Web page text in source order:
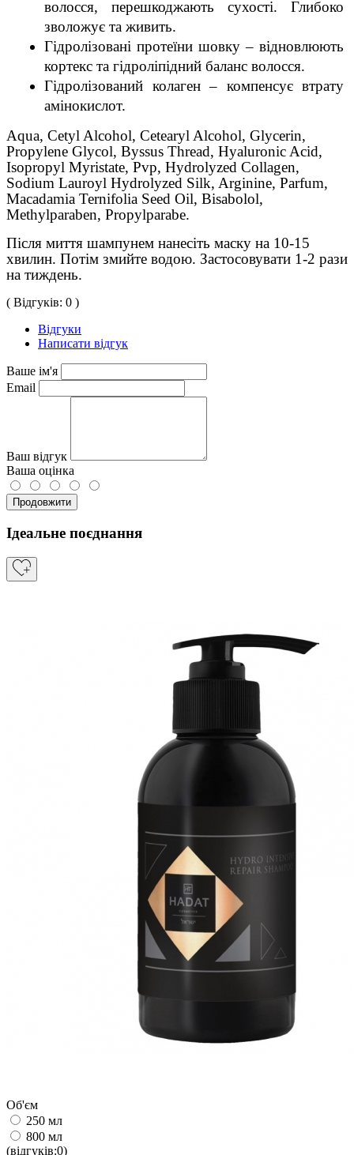
волосся, перешкоджають сухості. Глибоко
зволожує та живить.
Гідролізовані протеїни шовку – відновлюють
кортекс та гідроліпідний баланс волосся.
Гідролізований колаген – компенсує втрату
амінокислот.
Aqua, Cetyl Alcohol, Cetearyl Alcohol, Glycerin,
Propylene Glycol, Byssus Thread, Hyaluronic Acid,
Isopropyl Myristate, Pvp, Hydrolyzed Collagen,
Sodium Lauroyl Hydrolyzed Silk, Arginine, Parfum,
Macadamia Ternifolia Seed Oil, Bisabolol,
Methylparaben, Propylparabe.
Після миття шампунем нанесіть маску на 10-15
хвилин. Потім змийте водою. Застосовувати 1-2 рази
на тиждень.
( Відгуків: 0 )
Відгуки
Написати відгук
Ваше ім'я
Email
Ваш відгук
Ваша оцінка
Продовжити
Ідеальне поєднання
Об'єм
250 мл
800 мл
(відгуків:0)